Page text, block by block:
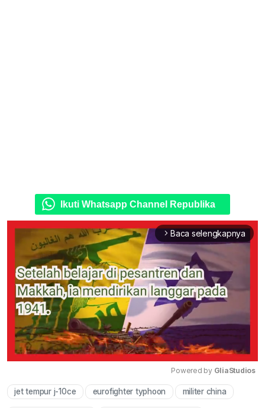
Ikuti Whatsapp Channel Republika
arrow_forward_ios Baca selengkapnya
Mute
Powered by GliaStudios
jet tempur j-10ce eurofighter typhoon militer china